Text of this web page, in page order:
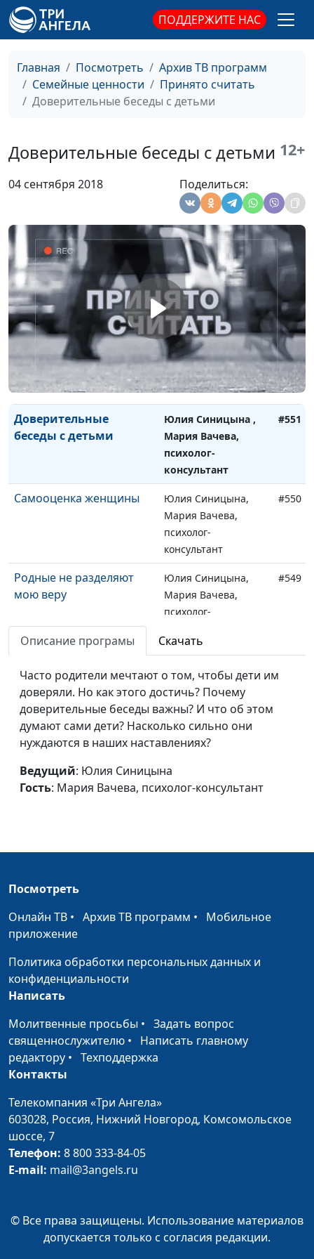
ПОДДЕРЖИТЕ НАС
Главная Посмотреть
Архив ТВ программ
Семейные ценности
Принято считать
Доверительные беседы с детьми
Доверительные беседы с детьми 12+
04 сентября 2018 Поделиться:
Как пережить смерть
близкого человека?
Юлия Синицына ,
Мария Вачева,
консультант
#556
Переживание утраты
Юлия Синицына ,
консультант
Эмоциональное
Юлия Синицына ,
Мария Вачева,
психолог-
консультант
Нужно ли защищать
детей от всех
неприятностей?
Юлия Синицына ,
Мария Вачева,
психолог-
консультант
Как отпустить
повзрослевшего
ребенка?
Юлия Синицына ,
Мария Вачева,
психолог-
консультант
#552
Доверительные
беседы с детьми
Юлия Синицына ,
Мария Вачева,
психолог-
консультант
#551
Самооценка женщины
Юлия Синицына,
Мария Вачева,
психолог-
консультант
#550
Родные не разделяют
мою веру
Юлия Синицына,
Мария Вачева,
психолог-
#549
(вторая часть)
Юлия Синицына ,
Мария Вачева,
психолог-
консультант
#548
Как пережить развод?
(первая часть)
Юлия Синицына ,
психолог-
консультант
психолог-
Как быть, когда любовь
«душит»? (первая часть)
Мария Вачева,
Трудные дети хороших
родителей (вторая
консультант
Трудные дети хороших
родителей (первая
Как приобщить ребенка
к домашним
обязанностям?
карманные деньги?
Описание програмы Скачать
Часто родители мечтают о том, чтобы дети им
доверяли. Но как этого достичь? Почему
доверительные беседы важны? И что об этом
думают сами дети? Насколько сильно они
нуждаются в наших наставлениях?
Ведущий: Юлия Синицына
Гость: Мария Вачева, психолог-консультант
Посмотреть
Онлайн ТВ • Архив ТВ программ • Мобильное
приложение
Политика обработки персональных данных и
конфиденциальности
Написать
Молитвенные просьбы • Задать вопрос
священнослужителю • Написать главному
редактору • Техподдержка
Контакты
Телекомпания «Три Ангела»
603028, Россия, Нижний Новгород, Комсомольское
шоссе, 7
Телефон: 8 800 333-84-05
E-mail: mail@3angels.ru
© Все права защищены. Использование материалов
допускается только с согласия редакции.